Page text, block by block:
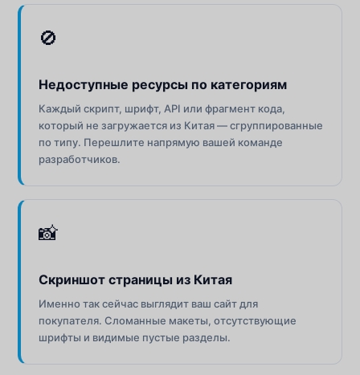
🚫
Недоступные ресурсы по категориям
Каждый скрипт, шрифт, API или фрагмент кода,
который не загружается из Китая — сгруппированные
по типу. Перешлите напрямую вашей команде
разработчиков.
📸
Скриншот страницы из Китая
Именно так сейчас выглядит ваш сайт для
покупателя. Сломанные макеты, отсутствующие
шрифты и видимые пустые разделы.